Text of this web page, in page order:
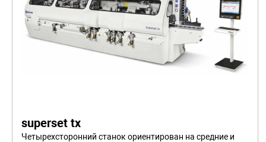
superset tx
Четырехсторонний станок ориентирован на средние и